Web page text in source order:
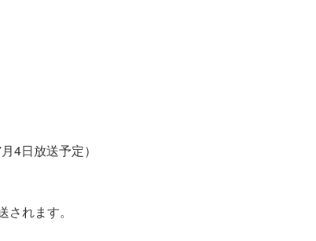
4日放送予定）
れます。